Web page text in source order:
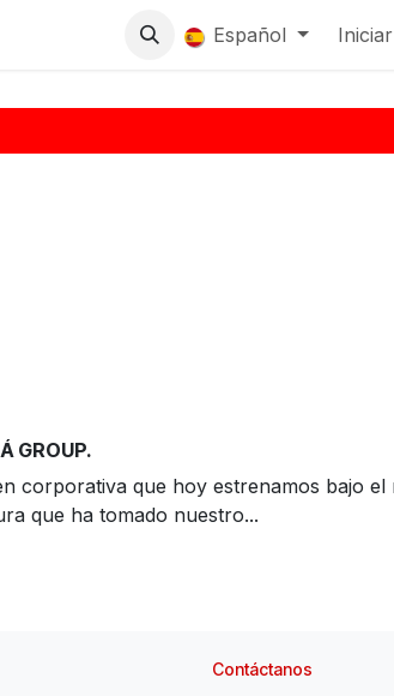
Español
GROUP.
corporativa que hoy estrenamos bajo el
que ha tomado nuestro...
Contáctanos